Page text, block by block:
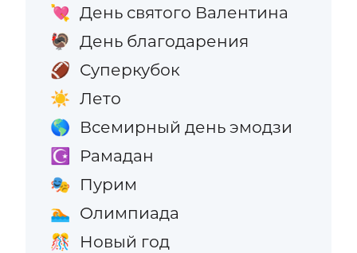
💘 День святого Валентина
🦃 День благодарения
🏈 Суперкубок
☀️ Лето
🌎 Всемирный день эмодзи
☪️ Рамадан
🎭 Пурим
🏊 Олимпиада
🎊 Новый год